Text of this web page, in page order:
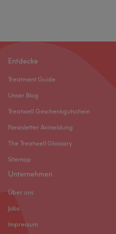
Entdecke
Treatment Guide
Unser Blog
Treatwell Geschenkgutschein
Newsletter Anmeldung
The Treatwell Glossary
Sitemap
Unternehmen
Über uns
Jobs
Impressum